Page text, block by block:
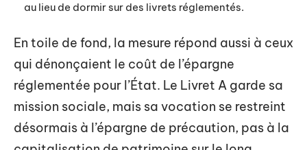
au lieu de dormir sur des livrets réglementés.
En toile de fond, la mesure répond aussi à ceux
qui dénonçaient le coût de l’épargne
réglementée pour l’État. Le Livret A garde sa
mission sociale, mais sa vocation se restreint
désormais à l’épargne de précaution, pas à la